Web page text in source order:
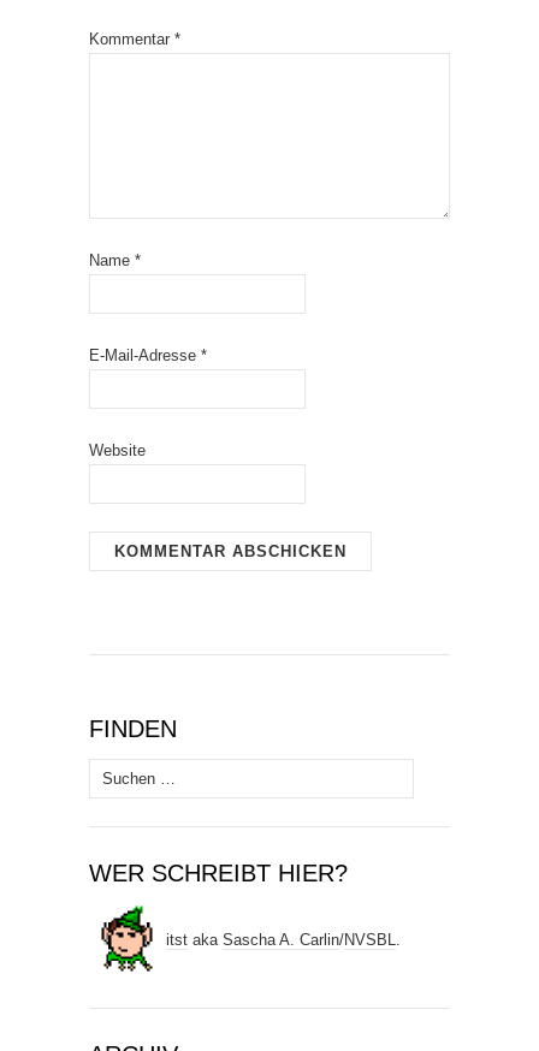
Kommentar *
Name *
E-Mail-Adresse *
Website
FINDEN
Suchen
nach:
WER SCHREIBT HIER?
itst aka Sascha A. Carlin/NVSBL.